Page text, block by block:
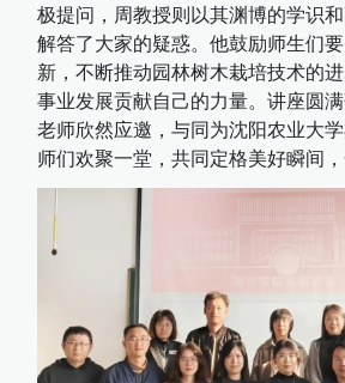
极提问，周教授则以其渊博的学识
解答了大家的疑惑。他鼓励师生们
新，不断推动园林树木栽培技术的
事业发展贡献自己的力量。讲座圆
老师欣然应邀，与同为沈阳农业大
师们欢聚一堂，共同定格美好瞬间，